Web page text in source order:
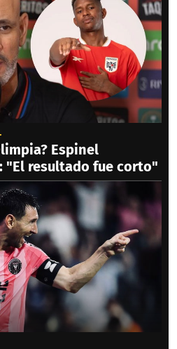
Espinel
"El resultado fue corto"